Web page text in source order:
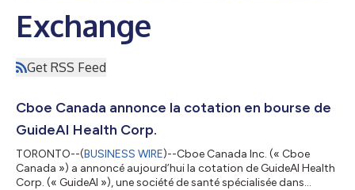
Exchange
Get RSS Feed
Cboe Canada annonce la cotation en bourse de
GuideAI Health Corp.
TORONTO--(BUSINESS WIRE)--Cboe Canada Inc. (« Cboe
Canada ») a annoncé aujourd’hui la cotation de GuideAI Health
Corp. (« GuideAI »), une société de santé spécialisée dans